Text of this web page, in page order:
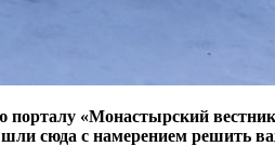
порталу «Монастырский
шли сюда с намерением решить